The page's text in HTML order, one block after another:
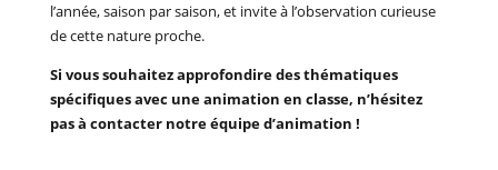
l’année, saison par saison, et invite à l’observation curieuse
de cette nature proche.
Si vous souhaitez approfondire des thématiques
spécifiques avec une animation en classe, n’hésitez
pas à contacter notre équipe d’animation !